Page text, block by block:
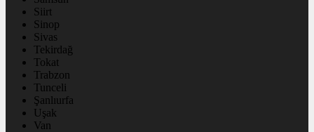
Siirt
Sinop
Sivas
Tekirdağ
Tokat
Trabzon
Tunceli
Şanlıurfa
Uşak
Van